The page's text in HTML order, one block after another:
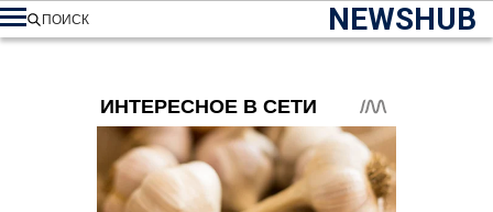
NEWSHUB
ПОИСК